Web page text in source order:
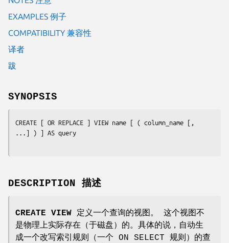
EXAMPLES 例子
COMPATIBILITY 兼容性
译者
跋
SYNOPSIS
CREATE [ OR REPLACE ] VIEW name [ ( column_name [,
...] ) ] AS query
DESCRIPTION 描述
CREATE VIEW 定义一个查询的视图。 这个视图不
是物理上实际存在（于磁盘）的。具体的说，自动生
成一个改写索引规则（一个 ON SELECT 规则）的查